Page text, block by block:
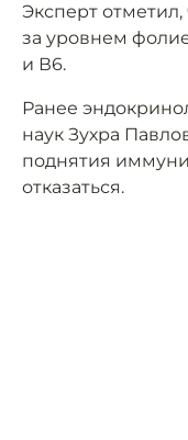
Эксперт
за уровнем
и В6.
Ранее
наук Зухра
поднятия
отказаться.